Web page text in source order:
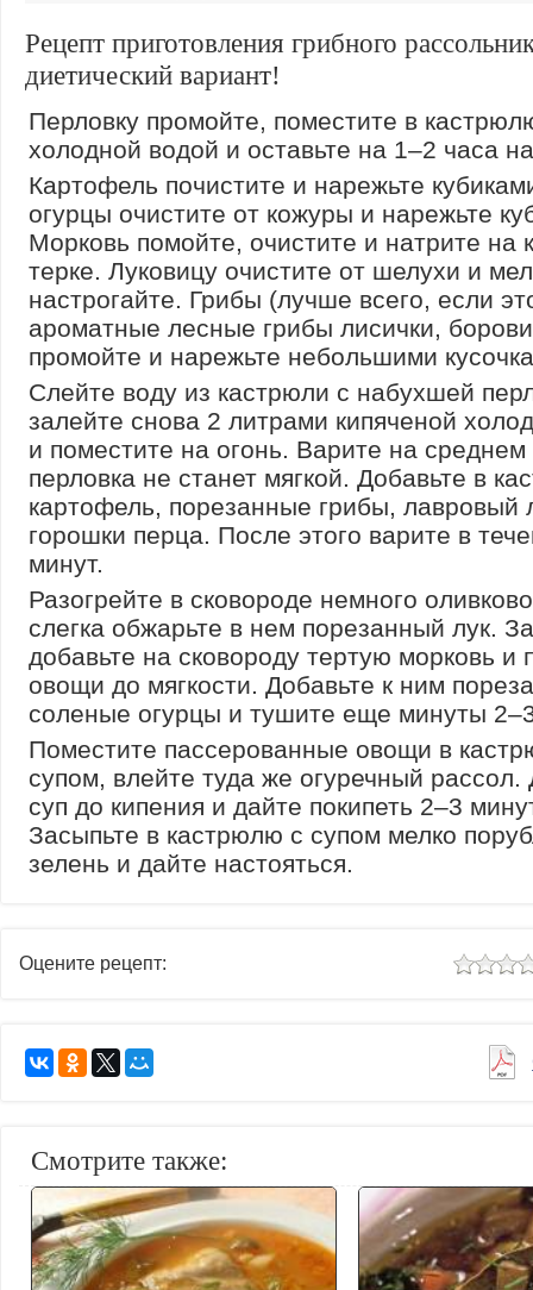
Рецепт приготовления грибного
диетический вариант!
Перловку промойте, поместите в
холодной водой и оставьте на 1–2 часа
Картофель почистите и нарежьте
огурцы очистите от кожуры и нарежьте
Морковь помойте, очистите и натрите на
терке. Луковицу очистите от шелухи и
настрогайте. Грибы (лучше всего, если
ароматные лесные грибы лисички,
промойте и нарежьте небольшими
Слейте воду из кастрюли с набухшей
залейте снова 2 литрами кипяченой
и поместите на огонь. Варите на среднем
перловка не станет мягкой. Добавьте в
картофель, порезанные грибы, лавровый
горошки перца. После этого варите в
минут.
Разогрейте в сковороде немного
слегка обжарьте в нем порезанный лук.
добавьте на сковороду тертую морковь и
овощи до мягкости. Добавьте к ним
соленые огурцы и тушите еще минуты
Поместите пассерованные овощи в
супом, влейте туда же огуречный рассол.
суп до кипения и дайте покипеть 2–3
Засыпьте в кастрюлю с супом мелко
зелень и дайте настояться.
Оцените рецепт:
Смотрите также: